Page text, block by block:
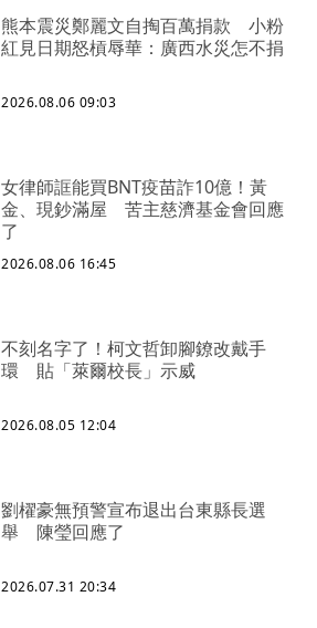
熊本震災鄭麗文自掏百萬捐款 小粉
紅見日期怒槓辱華：廣西水災怎不捐
2026.08.06 09:03
女律師誆能買BNT疫苗詐10億！黃
金、現鈔滿屋 苦主慈濟基金會回應
了
2026.08.06 16:45
不刻名字了！柯文哲卸腳鐐改戴手
環 貼「萊爾校長」示威
2026.08.05 12:04
劉櫂豪無預警宣布退出台東縣長選
舉 陳瑩回應了
2026.07.31 20:34